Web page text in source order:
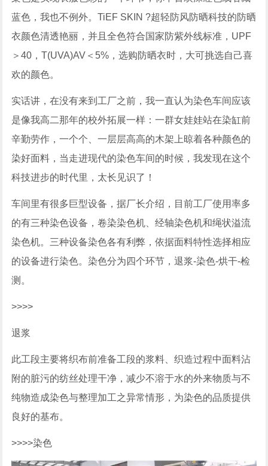
蓝色，我也不例外。TiEF SKIN ?超轻防风防晒科技的防晒
衣颜色清透艳丽，并且全色符合国家防紫外线标准，UPF
＞40，T(UVA)AV＜5%，选购防晒衣时，大可挑选自己喜
欢的颜色。
实话讲，在没有来到工厂之前，我一直认为染色车间应该
是像我高二那年的校外拓展一样：一群女娃娃站在染缸前
辛勤劳作，一个个、一层层高高的木架上晾着各种颜色的
染好面料，当走进现代的染色车间的时候，我发现在这个
科技进步的时代里，太长见识了！
车间里有很多巨型设备，据厂长介绍，目前工厂使用率多
的有三种染色设备，卷染染色机、经轴染色机和绳状溢流
染色机。三种设备染色各有利弊，依据面料特性选择相应
的设备进行染色。染色分为四个环节，退浆-染色-烘干-检
测。
>>>>
退浆
此工段主要将织布前准备工段的浆料、织造过程中面料沾
附的脏污的纺丝处理干净，减少不溶于水的外来物质与不
纯物造成染色与整理加工之异常情形，为染色的品质提供
良好的基布。
>>>>染色